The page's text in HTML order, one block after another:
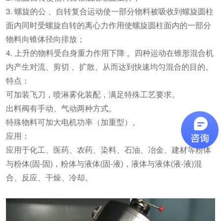
3. 螺旋的公 、自转复合运动使一部分物料被吸收到螺旋圆柱
面内同时受螺旋自转的离心力作用使螺旋圆柱面内的一部分
物料向锥体径向排放；
4. 上升的物料受自身重力作用下降 。四种运动在锥形混合机
内产生对流、剪切 、扩散、从而达到快速均匀混合的目的。
特点：
可加装飞刀，喷淋雾化装配，满足特殊工艺要求。
出料阀有手动、气动两种方式。
特殊物料可加大电机功率（加重型）。
应用：
应用于化工、医药、农药、染料、石油、冶金、建材等粉体
与粉体(固-固)，粉体与液体(固-液)，液体与液体(液-液)混
合、反应、干燥、冷却。